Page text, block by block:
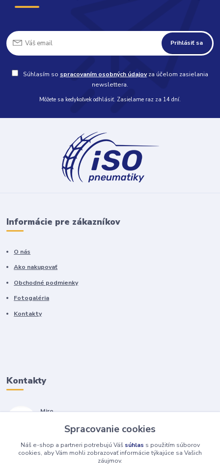
Prihlásiť sa
Súhlasím so spracovaním osobných údajovza účelom zasielania
newslettera.
Môžete sa kedykoľvek odhlásiť. Zasielame raz za 14 dní.
Informácie pre zákazníkov
O nás
Ako nakupovať
Obchodné podmienky
Fotogaléria
Kontakty
Kontakty
Miro
(Po-Pia, 7-17 hod.)
isopneumatiky@isopneumatiky.sk
Spracovanie cookies
Náš e-shop a partneri potrebujú Váš súhlas s použitím súborov
cookies, aby Vám mohli zobrazovať informácie týkajúce sa Vašich
záujmov.